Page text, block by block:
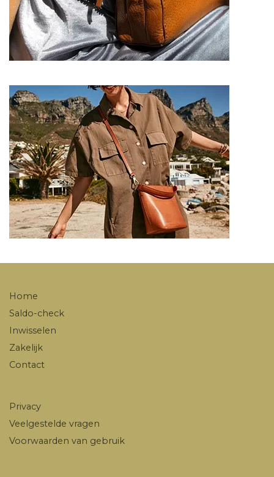
Home
Saldo-check
Inwisselen
Zakelijk
Contact
Privacy
Veelgestelde vragen
Voorwaarden van gebruik